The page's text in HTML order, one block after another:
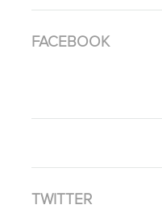
FACEBOOK
TWITTER